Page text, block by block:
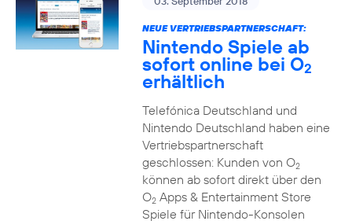
NEUE VERTRIEBSPARTNERSCHAFT:
Nintendo Spiele ab
sofort online bei O2
erhältlich
Telefónica Deutschland und
Nintendo Deutschland haben eine
Vertriebspartnerschaft
geschlossen: Kunden von O2
können ab sofort direkt über den
O2Apps & Entertainment Store
Spiele für Nintendo-Konsolen